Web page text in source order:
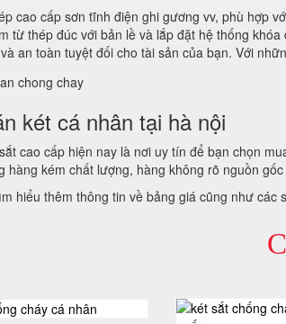
cao cấp sơn tĩnh điện ghi gương vv, phù hợp
từ thép đúc với bản lề và lắp đặt hệ thống
an toàn tuyệt đối cho tài sản của bạn. Với
két cá nhân tại hà nội
cao cấp hiện nay là nơi uy tín để bạn chọn
hàng kém chất lượng, hàng không rõ nguồn
hiểu thêm thông tin về bảng giá cũng như